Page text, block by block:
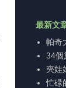
最新文
帕奇
34個
夾娃
忙碌